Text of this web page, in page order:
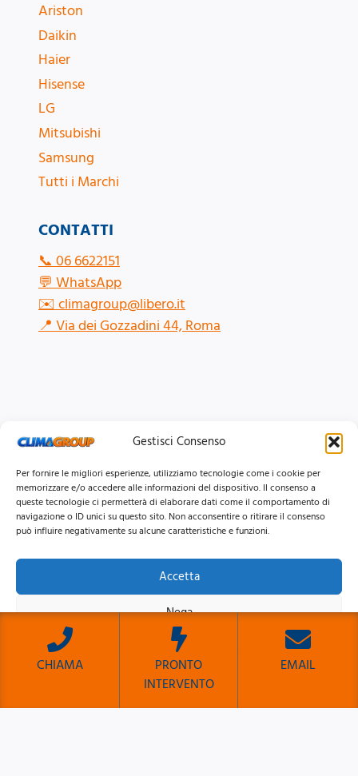
Gestisci Consenso
Per fornire le migliori esperienze, utilizziamo tecnologie come i cookie per
memorizzare e/o accedere alle informazioni del dispositivo. Il consenso a
queste tecnologie ci permetterà di elaborare dati come il comportamento di
navigazione o ID unici su questo sito. Non acconsentire o ritirare il consenso
può influire negativamente su alcune caratteristiche e funzioni.
Accetta
Nega
Visualizza le preferenze
Cookie PolicyPrivacy Policy
CONTATTI
📞06 6622151
💬WhatsApp
✉️climagroup@libero.it
📍Via dei Gozzadini 44, Roma
Ariston
Daikin
Haier
Hisense
LG
Mitsubishi
Samsung
Tutti i Marchi
© 2026 Clima Group Impianti Srls P.IVA: 17771951005
Privacy
CookiePolicy | Mappa del Sito
CHIAMA
PRONTO
INTERVENTO
EMAIL